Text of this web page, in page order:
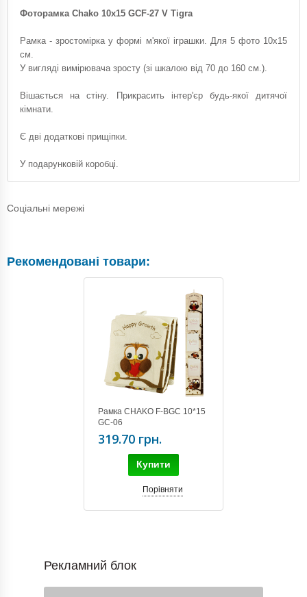
Фоторамка Chako 10x15 GCF-27 V Tigra
Рамка - зростомірка у формі м'якої іграшки. Для 5 фото 10x15
см.
У вигляді вимірювача зросту (зі шкалою від 70 до 160 см.).
Вішається на стіну. Прикрасить інтер'єр будь-якої дитячої
кімнати.
Є дві додаткові прищіпки.
У подарунковій коробці.
Соціальні мережі
Рекомендовані товари:
Рамка CHAKO F-BGC 10*15
GC-06
319.70 грн.
Купити
Порівняти
Рекламний блок